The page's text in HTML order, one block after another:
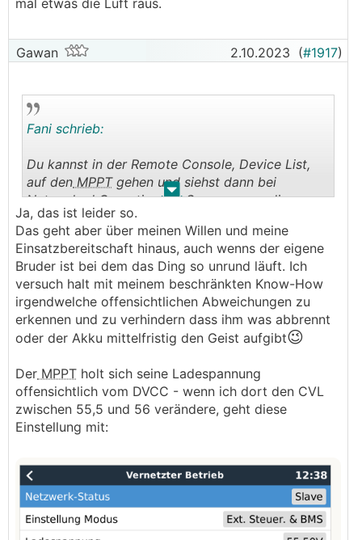
Gawan 2.10.2023 (#1917)
. .
Fani schrieb:
Du kannst in der Remote Console, Device List,
auf den MPPTgehen und siehst dann bei
Networked Operation die Spannung an die er
sich hält
Das Problem ist, bei einer solchen Anlage
müssten wir das eigentlich von Null an komplett
neu angehen, und sogar die elektrische
Installation hinterfragen. Das sprengt den
Rahmen.
dasBMS . Der Workaround funktioniert ja mal,
also ist da mal etwas die Luft raus.
Ja, das ist leider so.
Das geht aber über meinen Willen und meine
Einsatzbereitschaft hinaus, auch wenns der eigene
Bruder ist bei dem das Ding so unrund läuft. Ich
versuch halt mit meinem beschränkten Know-How
irgendwelche offensichtlichen Abweichungen zu
erkennen und zu verhindern dass ihm was abbrennt
oder der Akku mittelfristig den Geist aufgibt😉
Der MPPT holt sich seine Ladespannung
offensichtlich vom DVCC - wenn ich dort den CVL
zwischen 55,5 und 56 verändere, geht diese
Einstellung mit: